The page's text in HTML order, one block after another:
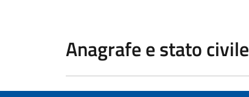
Anagrafe e stato civile